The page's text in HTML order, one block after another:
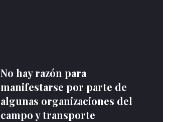
No hay razón para
manifestarse por parte de
algunas organizaciones del
campo y transporte